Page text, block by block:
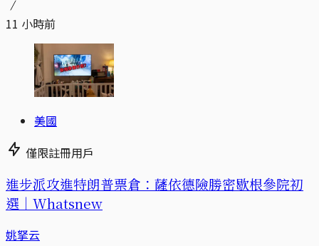
11 小時前
美國
僅限註冊用戶
進步派攻進特朗普票倉：薩依德險勝密歇根參院初
選｜Whatsnew
姚拏云